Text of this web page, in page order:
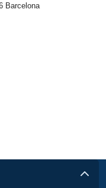
Barcelona